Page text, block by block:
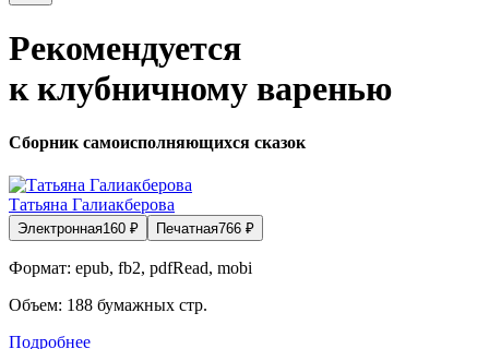
Рекомендуется
к клубничному варенью
Сборник самоисполняющихся сказок
Татьяна Галиакберова
Электронная160 ₽ Печатная766 ₽
Формат: epub, fb2, pdfRead, mobi
Объем: 188 бумажных стр.
Подробнее